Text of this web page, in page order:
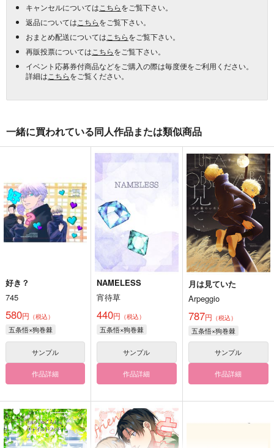
キャンセルについては こちらをご覧下さい。
返品については こちらをご覧下さい。
おまとめ配送については こちらをご覧下さい。
再販投票については こちらをご覧下さい。
イベント応募券付商品などをご購入の際は毎度便をご利用ください。
詳細は こちらをご覧ください。
一緒に買われている同人作品または類似商品
好き？
745
580円 （税込）
五条悟×狗巻棘
サンプル
作品詳細
NAMELESS
宵待草
440円 （税込）
五条悟×狗巻棘
サンプル
作品詳細
月は見ていた
Arpeggio
787円 （税込）
五条悟×狗巻棘
サンプル
作品詳細